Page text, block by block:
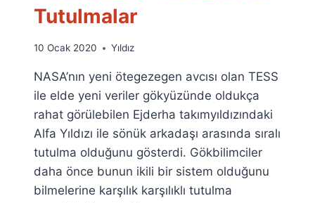
Tutulmalar
By
Fuat
Özyar
10 Ocak 2020 Yıldız
NASA’nın yeni ötegezegen avcısı olan TESS
ile elde yeni veriler gökyüzünde oldukça
rahat görülebilen Ejderha takımyıldızındaki
Alfa Yıldızı ile sönük arkadaşı arasında sıralı
tutulma olduğunu gösterdi. Gökbilimciler
daha önce bunun ikili bir sistem olduğunu
bilmelerine karşılık karşılıklı tutulma